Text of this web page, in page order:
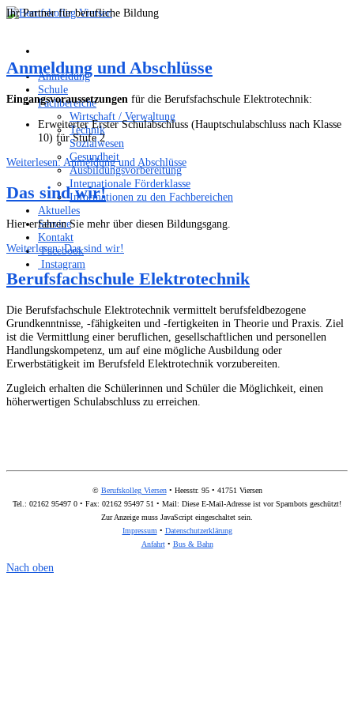
Ihr Partner für berufliche Bildung
Anmeldung
Schule
Fachbereiche
Wirtschaft / Verwaltung
Technik
Sozialwesen
Gesundheit
Ausbildungsvorbereitung
Internationale Förderklasse
Informationen zu den Fachbereichen
Aktuelles
Service
Kontakt
Facebook
Instagram
Anmeldung und Abschlüsse
Eingangsvoraussetzungen für die Berufsfachschule Elektrotechnik:
Erweiterter Erster Schulabschluss (Hauptschulabschluss nach Klasse
10) für Stufe 2
Weiterlesen: Anmeldung und Abschlüsse
Das sind wir!
Hier erfahren Sie mehr über diesen Bildungsgang.
Weiterlesen: Das sind wir!
Berufsfachschule Elektrotechnik
Die Berufsfachschule Elektrotechnik vermittelt berufsfeldbezogene
Grundkenntnisse, -fähigkeiten und -fertigkeiten in Theorie und Praxis. Ziel
ist die Vermittlung einer beruflichen, gesellschaftlichen und personellen
Handlungskompetenz, um auf eine mögliche Ausbildung oder
Erwerbstätigkeit im Berufsfeld Elektrotechnik vorzubereiten.
Zugleich erhalten die Schülerinnen und Schüler die Möglichkeit, einen
höherwertigen Schulabschluss zu erreichen.
© Berufskolleg Viersen• Heesstr. 95 • 41751 Viersen
Tel.: 02162 95497 0 • Fax: 02162 95497 51 • Mail: Diese E-Mail-Adresse ist vor Spambots geschützt!
Zur Anzeige muss JavaScript eingeschaltet sein.
Impressum • Datenschutzerklärung
Anfahrt• Bus & Bahn
Nach oben